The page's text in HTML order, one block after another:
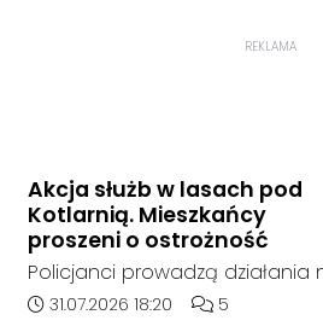
REKLAMA
Akcja służb w lasach pod
Kotlarnią. Mieszkańcy
proszeni o ostrożność
Policjanci prowadzą działania
terenie kompleksów leśnych w
Data dodania artykułu:
31.07.2026 18:20 Liczba
5